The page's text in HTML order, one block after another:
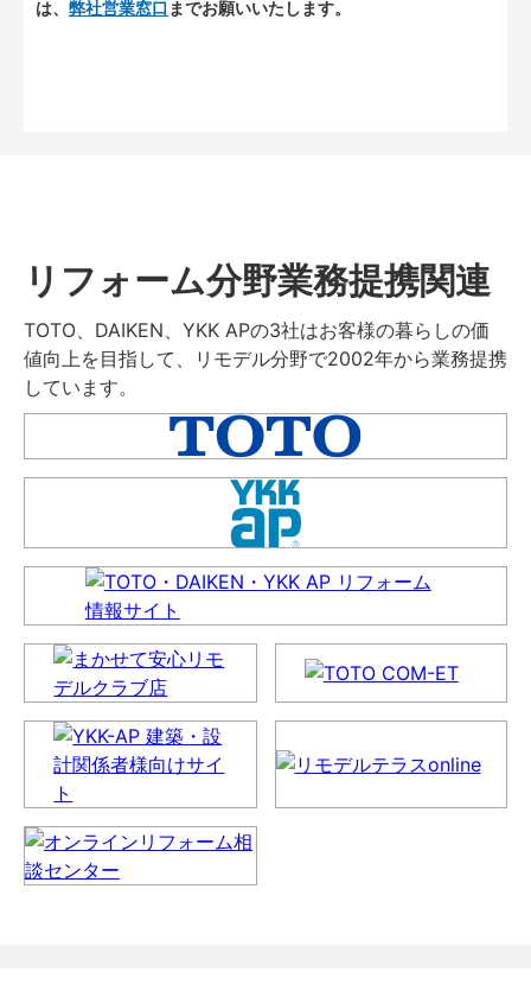
は、 弊社営業窓口 までお願いいたします。
リフォーム分野業務提携関連
TOTO、DAIKEN、YKK APの3社はお客様の暮らしの価
値向上を目指して、リモデル分野で2002年から業務提携
しています。